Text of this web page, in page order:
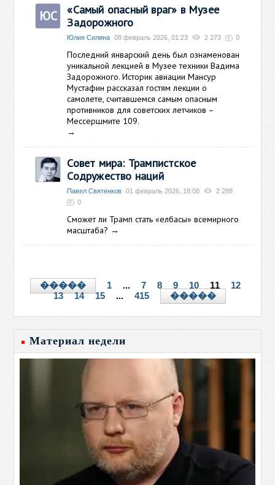
ЮС
«Самый опасный враг» в Музее
Задорожного
Юлия Силина 08 февраль 2026, 01:23 2 273 0
Последний январский день был ознаменован
уникальной лекцией в Музее техники Вадима
Задорожного. Историк авиации Мансур
Мустафин рассказал гостям лекции о
самолете, считавшемся самым опасным
противников для советских летчиков –
Мессершмите 109.
→
Совет мира: Трампистское
Содружество наций
Павел Святенков 01 февраль 2026, 18:08
2 288
0
Сможет ли Трамп стать «елбасы» всемирного
масштаба? →
����� 1 ... 7 8 9 10 11
12
13
14 15 ... 415 �����
Материал недели